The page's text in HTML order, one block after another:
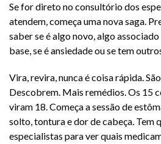
Se for direto no consultório dos
atendem, começa uma nova saga.
saber se é algo novo, algo
base, se é ansiedade ou se tem
Vira, revira, nunca é coisa rápida.
Descobrem. Mais remédios. Os 15
viram 18. Começa a sessão de
solto, tontura e dor de cabeça. Tem
especialistas para ver quais